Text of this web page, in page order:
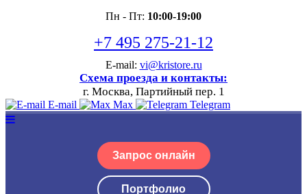
Пн - Пт: 10:00-19:00
+7 495 275-21-12
E-mail: vi@kristore.ru
Схема проезда и контакты:
г. Москва, Партийный пер. 1
E-mail Max Telegram
Запрос онлайн
Портфолио